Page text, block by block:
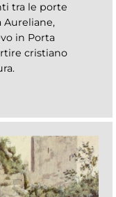
tra le porte
Aureliane,
in Porta
cristiano